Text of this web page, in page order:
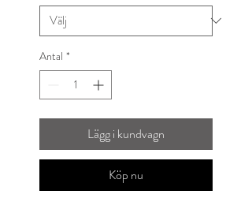
Antal *
Lägg i kundvagn
Köp nu